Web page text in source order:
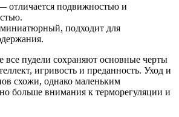
отличается подвижностью и
подходит для
все пудели сохраняют основные черты
игривость и преданность. Уход и
схожи, однако маленьким
больше внимания к терморегуляции и